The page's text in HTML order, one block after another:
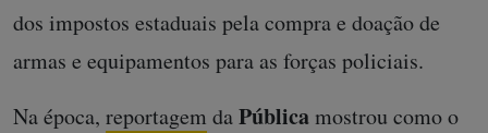
dos impostos estaduais pela compra e doação de
armas e equipamentos para as forças policiais.
Na época, reportagem daPúblicamostrou como o